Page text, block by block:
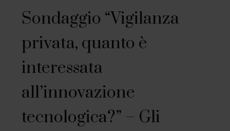
Sondaggio “Vigilanza
privata, quanto è
interessata
all’innovazione
tecnologica?” – Gli